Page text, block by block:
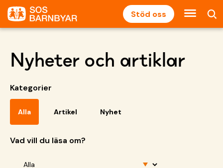
Stöd oss
Nyheter och artiklar
Kategorier
Alla Artikel Nyhet
Vad vill du läsa om?